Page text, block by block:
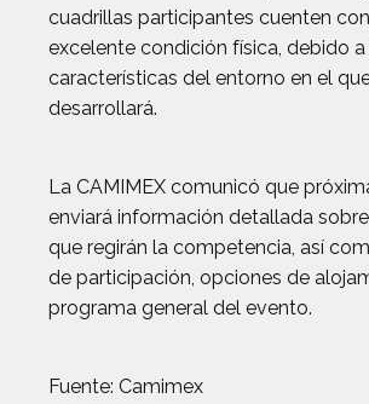
cuadrillas participantes cuenten
excelente condición física, debido a
características del entorno en el
desarrollará.
La CAMIMEX comunicó que
enviará información detallada
que regirán la competencia, así
de participación, opciones de
programa general del evento.
Fuente: Camimex